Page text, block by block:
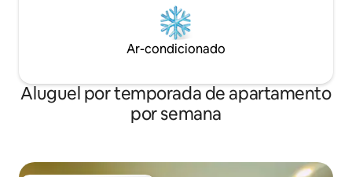
Ar-condicionado
Aluguel por temporada de apartamento
por semana